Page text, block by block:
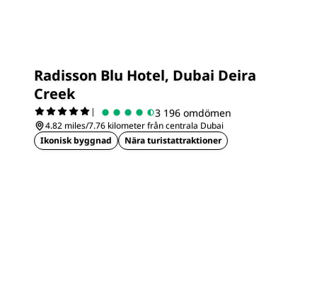
Radisson Blu Hotel, Dubai Deira
Creek
| 3 196 omdömen
4.82 miles/7.76 kilometer från centrala Dubai
Ikonisk byggnad
Nära turistattraktioner